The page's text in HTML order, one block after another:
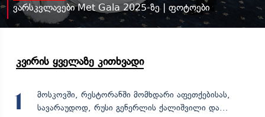
ვარსკვლავები Met Gala 2025-ზე | ფოტოები
კვირის ყველაზე კითხვადი
1
მოსკოვში, რესტორანში მომხდარი აფეთქებისას,
სავარაუდოდ, რუსი გენერლის ქალიშვილი და...